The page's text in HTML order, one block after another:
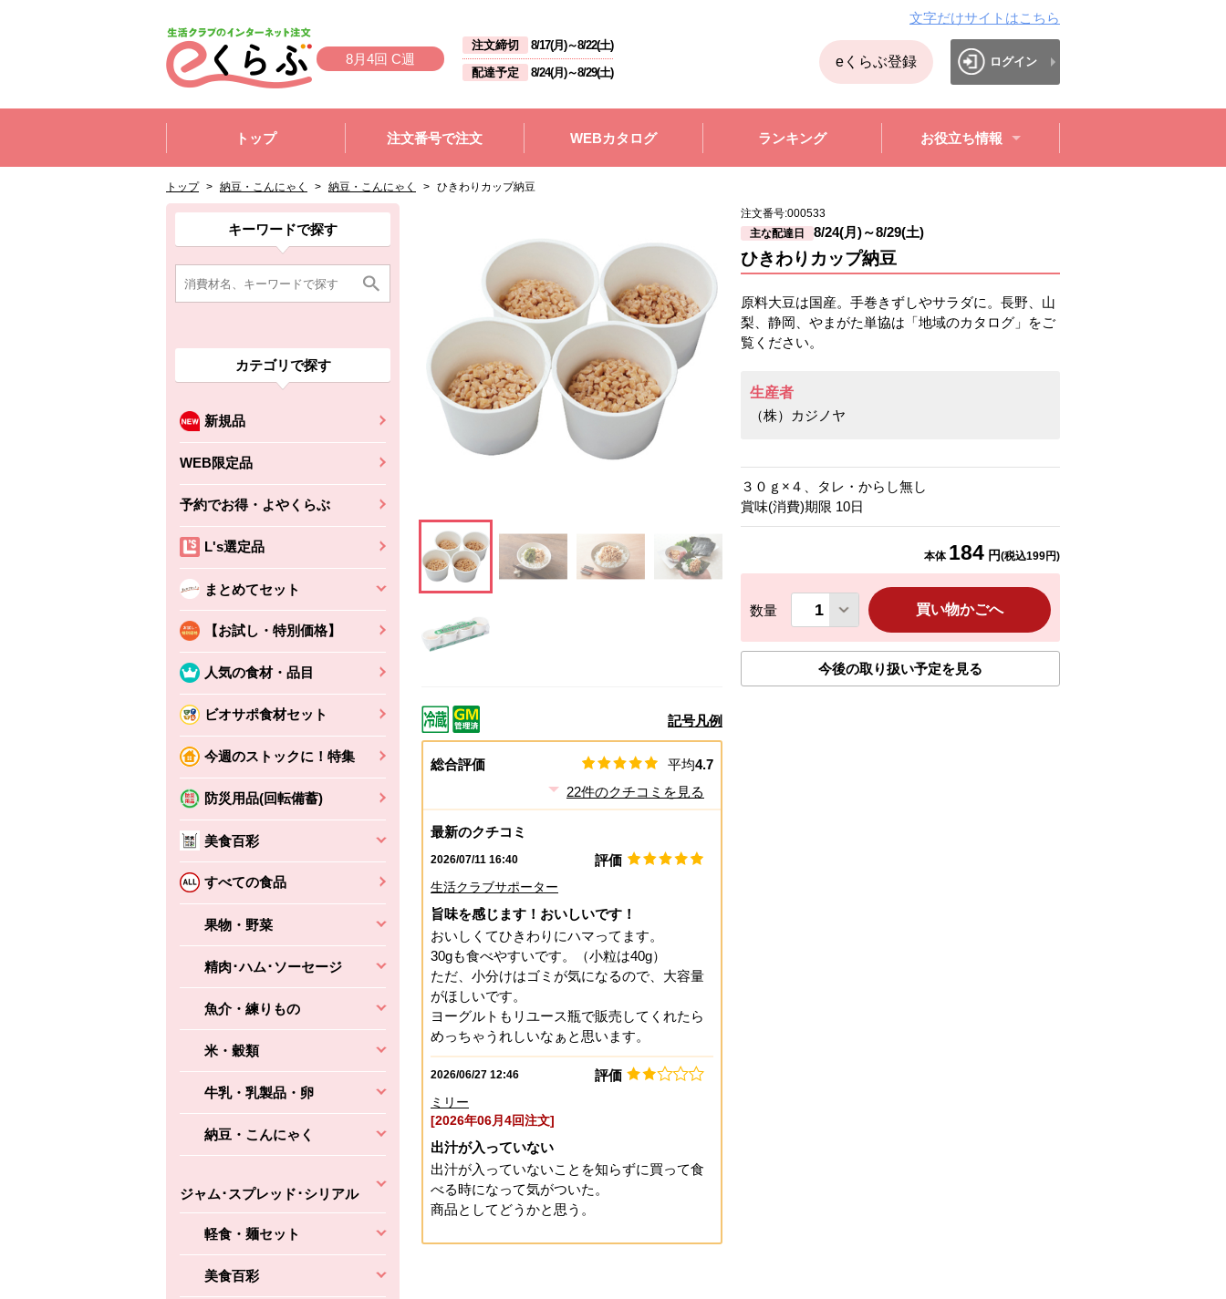
8月4回 C週
注文締切 8/17(月)～8/22(土)
配達予定
8/24(月)～8/29(土)
文字だけサイトはこちら
eくらぶ登録 ログイン
トップ
注文番号で注文 WEBカタログ ランキング お役立ち情報
トップ > 納豆・こんにゃく > 納豆・こんにゃく > ひきわりカップ納豆
ここから消費材検索メニューです。
キーワードで探す
カテゴリで探す
新規品
WEB限定品
予約でお得・よやくらぶ
L's選定品
まとめてセット
【お試し・特別価格】
人気の食材・品目
ビオサポ食材セット
今週のストックに！特集
防災用品(回転備蓄)
美食百彩
すべての食品
果物・野菜
精肉･ハム･ソーセージ
魚介・練りもの
米・穀類
牛乳・乳製品・卵
納豆・こんにゃく
ジャム･スプレッド･シリアル
軽食・麺セット
美食百彩
消費材検索メニューここまで。
ここから本文です。
ここから組合員向けメニューです。
組合員向けメニューここまで。
ここから本文です。 注文番号:000533
主な配達日
8/24(月)～8/29(土)
ひきわりカップ納豆
原料大豆は国産。手巻きずしやサラダに。長野、山
梨、静岡、やまがた単協は「地域のカタログ」をご
覧ください。
生産者
（株）カジノヤ
３０ｇ×４、タレ・からし無し
賞味(消費)期限 10日
本体 184 円(税込199円)
数量 買い物かごへ
今後の取り扱い予定を見る
この画像を大きく見る この画像を大きく見る
記号凡例
総合評価 平均4.7
22件のクチコミを見る
最新のクチコミ
2026/07/11 16:40 評価
生活クラブサポーター
旨味を感じます！おいしいです！
おいしくてひきわりにハマってます。
30gも食べやすいです。（小粒は40g）
ただ、小分けはゴミが気になるので、大容量
がほしいです。
ヨーグルトもリユース瓶で販売してくれたら
めっちゃうれしいなぁと思います。
2026/06/27 12:46 評価
ミリー
[2026年06月4回注文]
出汁が入っていない
出汁が入っていないことを知らずに買って食
べる時になって気がついた。
商品としてどうかと思う。